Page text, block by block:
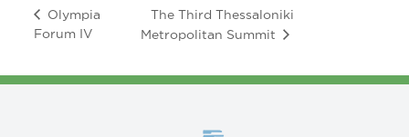
Olympia
Forum IV
The Third Thessaloniki
Metropolitan Summit